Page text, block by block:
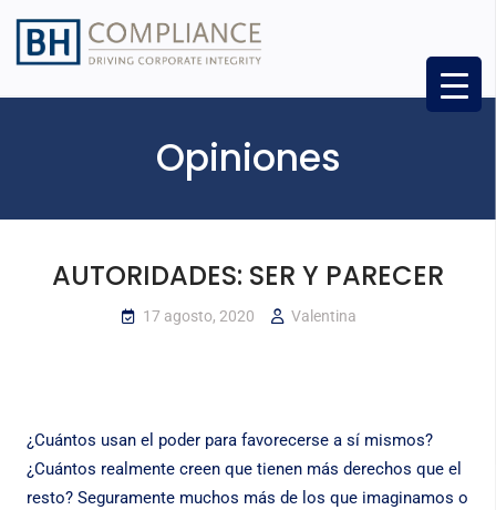
Opiniones
AUTORIDADES: SER Y PARECER
17 agosto, 2020 Valentina
¿Cuántos usan el poder para favorecerse a sí mismos?
¿Cuántos realmente creen que tienen más derechos que el
resto? Seguramente muchos más de los que imaginamos o